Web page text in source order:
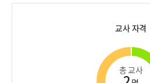
교사 자격
총 교사